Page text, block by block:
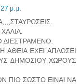
μ.μ.
ΔΙΕΣΤΡΑΜΕΝΟ.
ΕΧΕΙ ΑΠΛΩΣΕΙ
ΔΗΜΟΣΙΟΥ ΧΩΡΟΥΣ
ΠΙΟ ΣΩΣΤΟ ΕΙΝΑΙ ΝΑ